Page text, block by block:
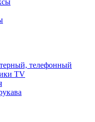
телефонный
TV